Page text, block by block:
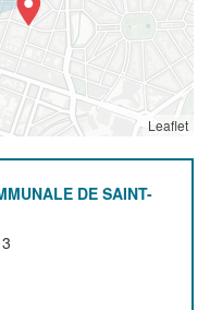
Leaflet
DE SAINT-